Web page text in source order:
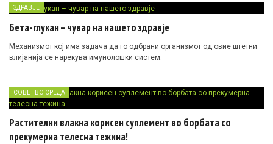
ЗДРАВЈЕ
Бета-глукан – чувар на нашето здравје
Механизмот кој има задача да го одбрани организмот од овие штетни
влијанија се нарекува имунолошки систем.
СОВЕТ ВО СРЕДА
Растителни влакна корисен суплемент во борбата со
прекумерна телесна тежина!